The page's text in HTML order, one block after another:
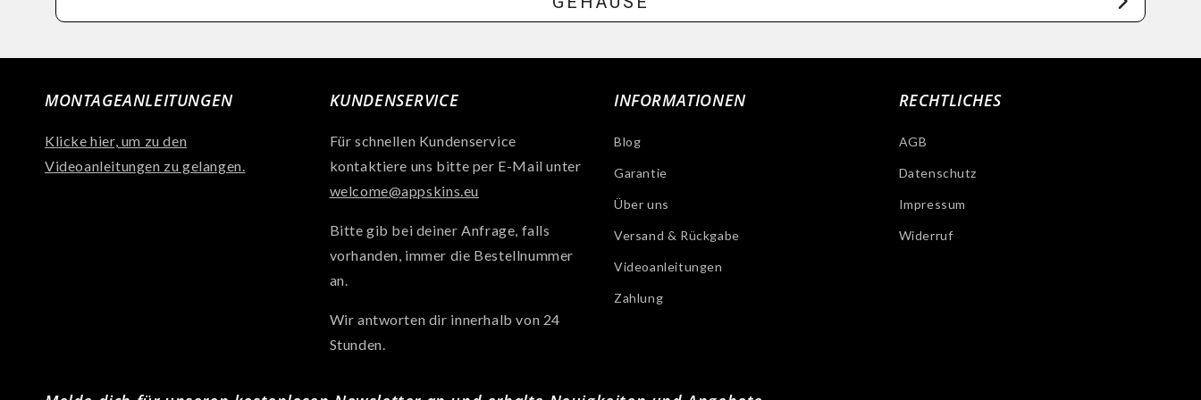
MONTAGEANLEITUNGEN
Klicke hier, um zu den
Videoanleitungen zu gelangen.
KUNDENSERVICE
Für schnellen Kundenservice
kontaktiere uns bitte per E-Mail unter
welcome@appskins.eu
Bitte gib bei deiner Anfrage, falls
vorhanden, immer die Bestellnummer
an.
Wir antworten dir innerhalb von 24
Stunden.
INFORMATIONEN
Blog
Garantie
Über uns
Versand & Rückgabe
Videoanleitungen
Zahlung
RECHTLICHES
AGB
Datenschutz
Impressum
Widerruf